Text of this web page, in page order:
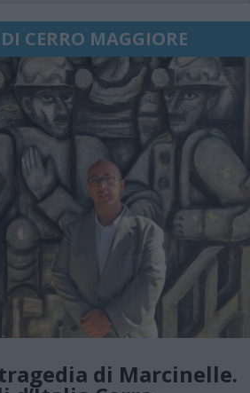
CERRO MAGGIORE
di Marcinelle.